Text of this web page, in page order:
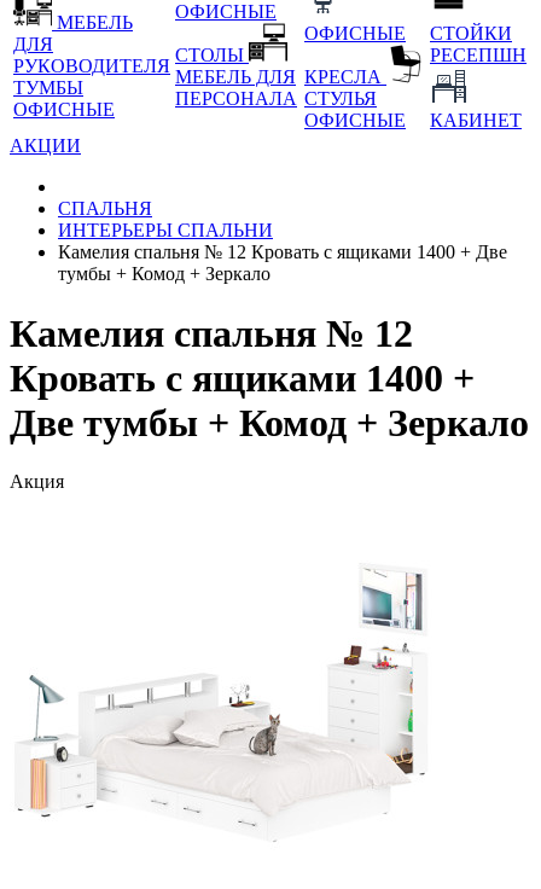
МЕБЕЛЬ
ДЛЯ
РУКОВОДИТЕЛЯ
ТУМБЫ
ОФИСНЫЕ
ОФИСНЫЕ
СТОЛЫ
МЕБЕЛЬ ДЛЯ
ПЕРСОНАЛА
ОФИСНЫЕ
КРЕСЛА
СТУЛЬЯ
ОФИСНЫЕ
СТОЙКИ
РЕСЕПШН
КАБИНЕТ
АКЦИИ
СПАЛЬНЯ
ИНТЕРЬЕРЫ СПАЛЬНИ
Камелия спальня № 12 Кровать с ящиками 1400 + Две
тумбы + Комод + Зеркало
Камелия спальня № 12
Кровать с ящиками 1400 +
Две тумбы + Комод + Зеркало
Акция